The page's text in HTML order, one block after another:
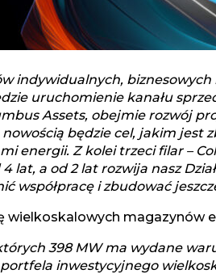
indywidualnych, biznesowych
uruchomienie kanału
Assets, obejmie rozwój
będzie cel, jakim
energii. Z kolei trzeci filar –
a od 2 lat rozwija nasz
współpracę i zbudować
magazynów
398 MW ma wydane
inwestycyjnego